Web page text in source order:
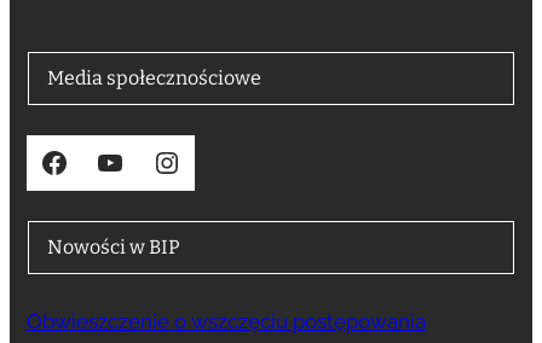
Media społecznościowe
Facebook YouTube Instagram
Nowości w BIP
Obwieszczenie o wszczęciu postępowania